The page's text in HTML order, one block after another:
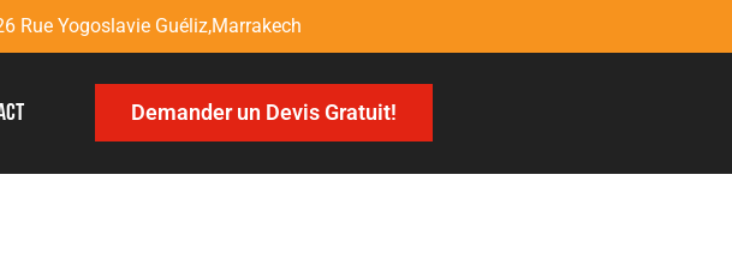
Rue Yogoslavie Guéliz,Marrakech
Demander un Devis Gratuit!